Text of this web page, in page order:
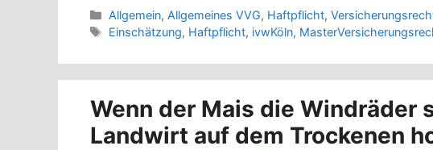
Kategorien
Allgemein, Allgemeines VVG, Haftpflicht,
Schlagwörter
Einschätzung, Haftpflicht, ivwKöln,
Wenn der Mais die Windräder
Landwirt auf dem Trockenen